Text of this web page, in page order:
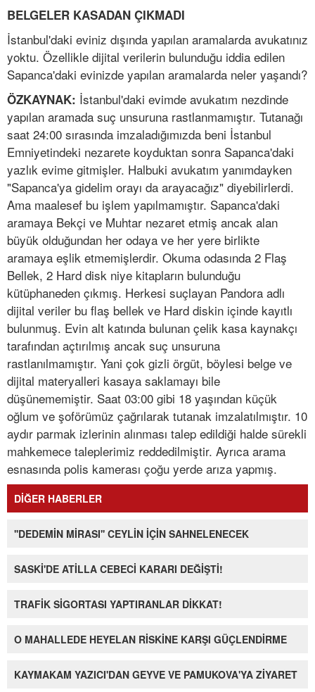
BELGELER KASADAN ÇIKMADI
İstanbul'daki eviniz dışında yapılan aramalarda avukatınız
yoktu. Özellikle dijital verilerin bulunduğu iddia edilen
Sapanca'daki evinizde yapılan aramalarda neler yaşandı?
ÖZKAYNAK: İstanbul'daki evimde avukatım nezdinde
yapılan aramada suç unsuruna rastlanmamıştır. Tutanağı
saat 24:00 sırasında imzaladığımızda beni İstanbul
Emniyetindeki nezarete koyduktan sonra Sapanca'daki
yazlık evime gitmişler. Halbuki avukatım yanımdayken
"Sapanca'ya gidelim orayı da arayacağız" diyebilirlerdi.
Ama maalesef bu işlem yapılmamıştır. Sapanca'daki
aramaya Bekçi ve Muhtar nezaret etmiş ancak alan
büyük olduğundan her odaya ve her yere birlikte
aramaya eşlik etmemişlerdir. Okuma odasında 2 Flaş
Bellek, 2 Hard disk niye kitapların bulunduğu
kütüphaneden çıkmış. Herkesi suçlayan Pandora adlı
dijital veriler bu flaş bellek ve Hard diskin içinde kayıtlı
bulunmuş. Evin alt katında bulunan çelik kasa kaynakçı
tarafından açtırılmış ancak suç unsuruna
rastlanılmamıştır. Yani çok gizli örgüt, böylesi belge ve
dijital materyalleri kasaya saklamayı bile
düşünememiştir. Saat 03:00 gibi 18 yaşından küçük
oğlum ve şoförümüz çağrılarak tutanak imzalatılmıştır. 10
aydır parmak izlerinin alınması talep edildiği halde sürekli
mahkemece taleplerimiz reddedilmiştir. Ayrıca arama
esnasında polis kamerası çoğu yerde arıza yapmış.
DİĞER HABERLER
''DEDEMİN MİRASI'' CEYLİN İÇİN SAHNELENECEK
SASKİ'DE ATİLLA CEBECİ KARARI DEĞİŞTİ!
TRAFİK SİGORTASI YAPTIRANLAR DİKKAT!
O MAHALLEDE HEYELAN RİSKİNE KARŞI GÜÇLENDİRME
KAYMAKAM YAZICI'DAN GEYVE VE PAMUKOVA'YA ZİYARET